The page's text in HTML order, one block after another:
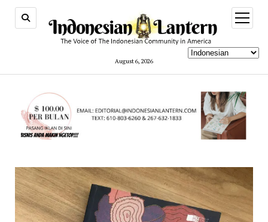
August 6, 2026
open
menu